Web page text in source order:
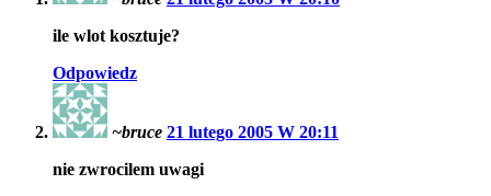
ile wlot kosztuje?
Odpowiedz
~bruce 21 lutego 2005 W 20:11
nie zwrocilem uwagi